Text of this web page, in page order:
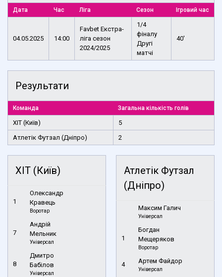
Дата Час Ліга Сезон Ігровий час
04.05.2025 14:00
Favbet Екстра-
ліга сезон
2024/2025
1/4
фіналу
Другі
матчі
40'
Результати
Команда Загальна кількість голів
ХІТ (Київ)
5
Атлетік Футзал (Дніпро)
2
ХІТ (Київ)
1
Олександр
Кравець
Воротар
7
Андрій
Мельник
Універсал
8
Дмитро
Бабілов
Універсал
Атлетік Футзал
(Дніпро)
Максим Галич
Універсал
1
Богдан
Мещеряков
Воротар
4 Артем Файдор
Універсал